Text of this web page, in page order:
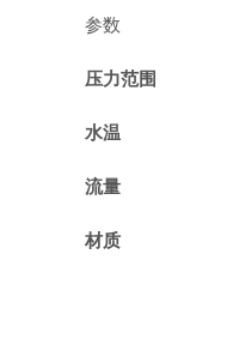
参数
压力范围
水温
流量
材质